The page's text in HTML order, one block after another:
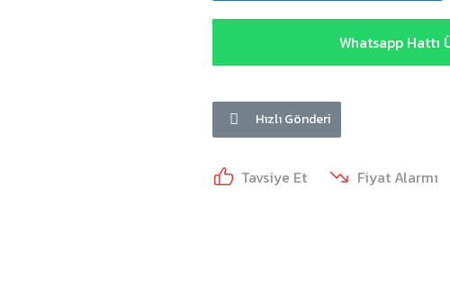
Whatsapp Hattı
Hızlı Gönderi
Tavsiye Et Fiyat Alarmı